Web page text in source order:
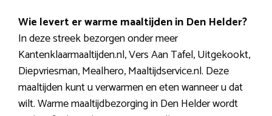
Wie levert er warme maaltijden in Den Helder?
In deze streek bezorgen onder meer
Kantenklaarmaaltijden.nl, Vers Aan Tafel, Uitgekookt,
Diepvriesman, Mealhero, Maaltijdservice.nl. Deze
maaltijden kunt u verwarmen en eten wanneer u dat
wilt. Warme maaltijdbezorging in Den Helder wordt